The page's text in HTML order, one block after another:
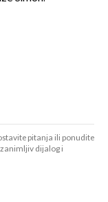
pitanja ili ponudite
dijalog i